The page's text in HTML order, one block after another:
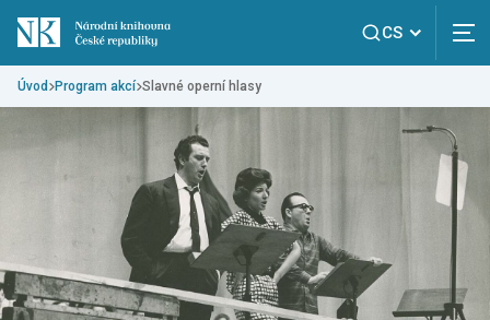
CS
Úvod Program akcí Slavné operní hlasy